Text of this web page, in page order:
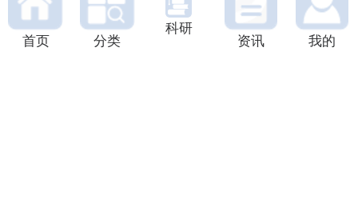
首页 分类
科研
资讯
我的